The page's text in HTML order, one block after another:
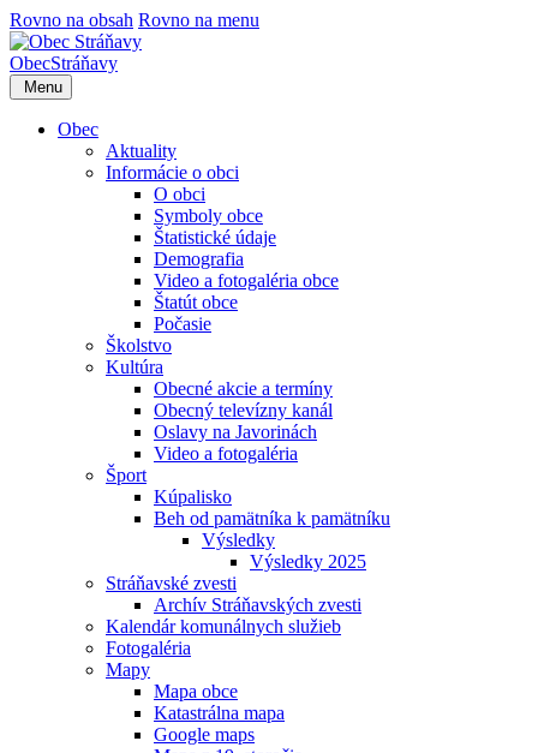
Rovno na obsah Rovno na menu
ObecStráňavy
Menu
Obec
Aktuality
Informácie o obci
O obci
Symboly obce
Štatistické údaje
Demografia
Video a fotogaléria obce
Štatút obce
Počasie
Školstvo
Kultúra
Obecné akcie a termíny
Obecný televízny kanál
Oslavy na Javorinách
Video a fotogaléria
Šport
Kúpalisko
Beh od pamätníka k pamätníku
Výsledky
Výsledky 2025
Stráňavské zvesti
Archív Stráňavských zvesti
Kalendár komunálnych služieb
Fotogaléria
Mapy
Mapa obce
Katastrálna mapa
Google maps